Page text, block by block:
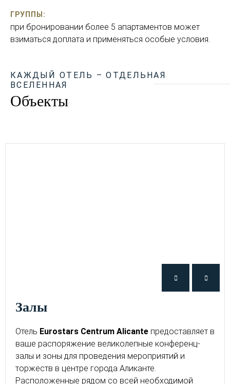
ГРУППЫ:
при бронировании более 5 апартаментов может
взиматься доплата и применяться особые условия.
КАЖДЫЙ ОТЕЛЬ – ОТДЕЛЬНАЯ
ВСЕЛЕННАЯ
Объекты
Залы
Отель Eurostars Centrum Alicante предоставляет в
ваше распоряжение великолепные конференц-
залы и зоны для проведения мероприятий и
торжеств в центре города Аликанте.
Расположенные рядом со всей необходимой